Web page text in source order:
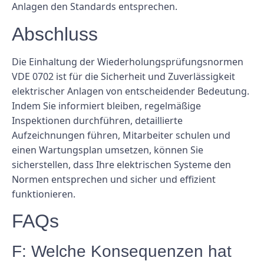
Anlagen den Standards entsprechen.
Abschluss
Die Einhaltung der Wiederholungsprüfungsnormen
VDE 0702 ist für die Sicherheit und Zuverlässigkeit
elektrischer Anlagen von entscheidender Bedeutung.
Indem Sie informiert bleiben, regelmäßige
Inspektionen durchführen, detaillierte
Aufzeichnungen führen, Mitarbeiter schulen und
einen Wartungsplan umsetzen, können Sie
sicherstellen, dass Ihre elektrischen Systeme den
Normen entsprechen und sicher und effizient
funktionieren.
FAQs
F: Welche Konsequenzen hat